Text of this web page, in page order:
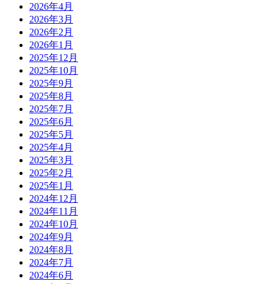
2026年4月
2026年3月
2026年2月
2026年1月
2025年12月
2025年10月
2025年9月
2025年8月
2025年7月
2025年6月
2025年5月
2025年4月
2025年3月
2025年2月
2025年1月
2024年12月
2024年11月
2024年10月
2024年9月
2024年8月
2024年7月
2024年6月